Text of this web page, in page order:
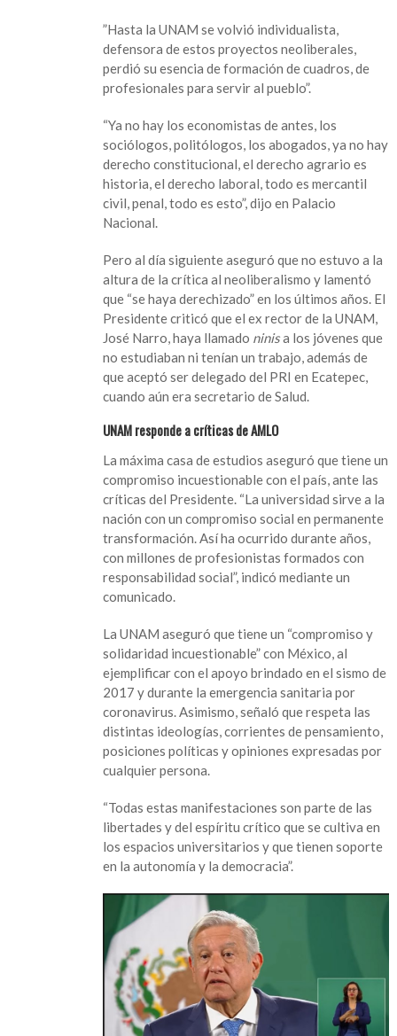
​”Hasta la UNAM se volvió individualista,
defensora de estos proyectos neoliberales,
perdió su esencia de formación de cuadros, de
profesionales para servir al pueblo”.
“Ya no hay los economistas de antes, los
sociólogos, politólogos, los abogados, ya no hay
derecho constitucional, el derecho agrario es
historia, el derecho laboral, todo es mercantil
civil, penal, todo es esto”, dijo en Palacio
Nacional.
Pero al día siguiente aseguró que no estuvo a la
altura de la crítica al neoliberalismo y lamentó
que “se haya derechizado” en los últimos años. El
Presidente criticó que el ex rector de la UNAM,
José Narro, haya llamado ninisa los jóvenes que
no estudiaban ni tenían un trabajo, además de
que aceptó ser delegado del PRI en Ecatepec,
cuando aún era secretario de Salud.
UNAM responde a críticas de AMLO
La máxima casa de estudios aseguró que tiene un
compromiso incuestionable con el país, ante las
críticas del Presidente. “La universidad sirve a la
nación con un compromiso social en permanente
transformación. Así ha ocurrido durante años,
con millones de profesionistas formados con
responsabilidad social”, indicó mediante un
comunicado.
La UNAM aseguró que tiene un “compromiso y
solidaridad incuestionable” con México, al
ejemplificar con el apoyo brindado en el sismo de
2017 y durante la emergencia sanitaria por
coronavirus. Asimismo, señaló que respeta las
distintas ideologías, corrientes de pensamiento,
posiciones políticas y opiniones expresadas por
cualquier persona.
“Todas estas manifestaciones son parte de las
libertades y del espíritu crítico que se cultiva en
los espacios universitarios y que tienen soporte
en la autonomía y la democracia”.